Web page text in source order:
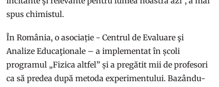
spus chimistul.
În România, o asociație - Centrul de Evaluare şi
Analize Educaţionale – a implementat în școli
programul „Fizica altfel” și a pregătit mii de profesori
ca să predea după metoda experimentului. Bazându-